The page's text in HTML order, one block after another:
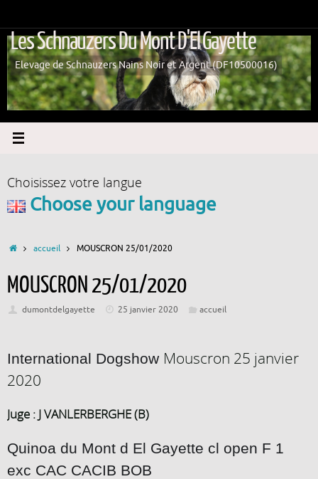
contenu
Les Schnauzers Du Mont D'El Gayette
Elevage de Schnauzers Nains Noir et Argent (DF10500016)
Choisissez votre langue
Choose your language
Accueil
accueil MOUSCRON 25/01/2020
MOUSCRON 25/01/2020
dumontdelgayette 25 janvier 2020 accueil
International Dogshow Mouscron 25 janvier
2020
Juge : J VANLERBERGHE (B)
Quinoa du Mont d El Gayette cl open F 1
exc CAC CACIB BOB